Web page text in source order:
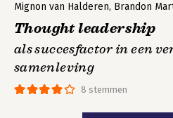
8 stemmen
Mignon van Halderen, Brandon
Thought leadership
als succesfactor in een
samenleving